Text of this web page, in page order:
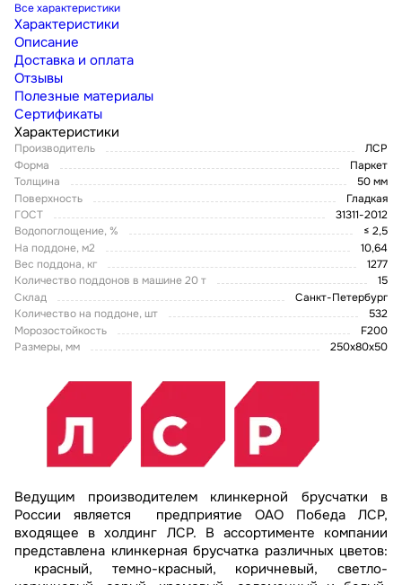
Все характеристики
Характеристики
Описание
Доставка и оплата
Отзывы
Полезные материалы
Сертификаты
Характеристики
Производитель
ЛСР
Форма
Паркет
Толщина
50 мм
Поверхность
Гладкая
ГОСТ
31311-2012
Водопоглощение, %
≤ 2,5
На поддоне, м2
10,64
Вес поддона, кг
1277
Количество поддонов в машине 20 т
15
Склад
Санкт-Петербург
Количество на поддоне, шт
532
Морозостойкость
F200
Размеры, мм
250х80х50
Ведущим производителем клинкерной брусчатки в
России является предприятие ОАО Победа ЛСР,
входящее в холдинг ЛСР. В ассортименте компании
представлена клинкерная брусчатка различных цветов:
красный, темно-красный, коричневый, светло-